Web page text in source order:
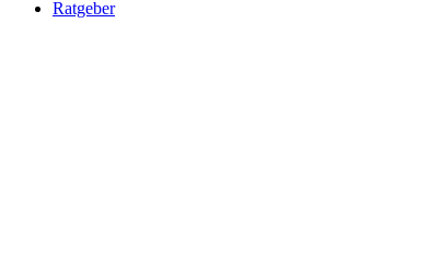
Ratgeber